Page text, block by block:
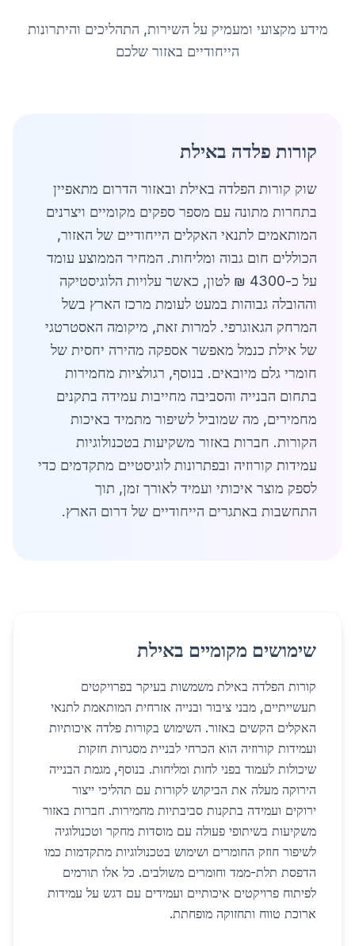
מידע מקצועי ומעמיק על השירות, התהליכים והיתרונות
הייחודיים באזור שלכם
קורות פלדה באילת
שוק קורות הפלדה באילת ובאזור הדרום מתאפיין
בתחרות מתונה עם מספר ספקים מקומיים ויצרנים
המותאמים לתנאי האקלים הייחודיים של האזור,
הכוללים חום גבוה ומליחות. המחיר הממוצע עומד
על כ-4300 ₪ לטון, כאשר עלויות הלוגיסטיקה
וההובלה גבוהות במעט לעומת מרכז הארץ בשל
המרחק הגאוגרפי. למרות זאת, מיקומה האסטרטגי
של אילת כנמל מאפשר אספקה מהירה יחסית של
חומרי גלם מיובאים. בנוסף, רגולציות מחמירות
בתחום הבנייה והסביבה מחייבות עמידה בתקנים
מחמירים, מה שמוביל לשיפור מתמיד באיכות
הקורות. חברות באזור משקיעות בטכנולוגיות
עמידות קורוזיה ובפתרונות לוגיסטיים מתקדמים כדי
לספק מוצר איכותי ועמיד לאורך זמן, תוך
התחשבות באתגרים הייחודיים של דרום הארץ.
שימושים מקומיים באילת
קורות הפלדה באילת משמשות בעיקר בפרויקטים
תעשייתיים, מבני ציבור ובנייה אזרחית המותאמת לתנאי
האקלים הקשים באזור. השימוש בקורות פלדה איכותיות
ועמידות קורוזיה הוא הכרחי לבניית מסגרות חזקות
שיכולות לעמוד בפני לחות ומליחות. בנוסף, מגמת הבנייה
הירוקה מעלה את הביקוש לקורות עם תהליכי ייצור
ירוקים ועמידה בתקנות סביבתיות מחמירות. חברות באזור
משקיעות בשיתופי פעולה עם מוסדות מחקר וטכנולוגיה
לשיפור חוזק החומרים ושימוש בטכנולוגיות מתקדמות כמו
הדפסת תלת-ממד וחומרים משולבים. כל אלו תורמים
לפיתוח פרויקטים איכותיים ועמידים עם דגש על עמידות
ארוכת טווח ותחזוקה מופחתת.